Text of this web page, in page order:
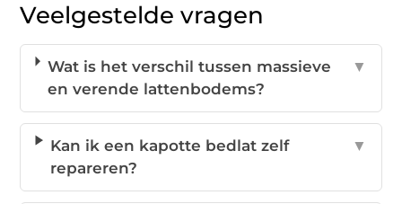
Veelgestelde vragen
Wat is het verschil tussen massieve
en verende lattenbodems?
▼
Kan ik een kapotte bedlat zelf
repareren?
▼